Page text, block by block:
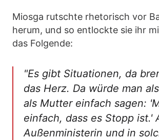
Miosga rutschte rhetorisch vor
herum, und so entlockte sie ihr
das Folgende:
"Es gibt Situationen, da
das Herz. Da würde man
als Mutter einfach sagen:
einfach, dass es Stopp ist.'
Außenministerin und in